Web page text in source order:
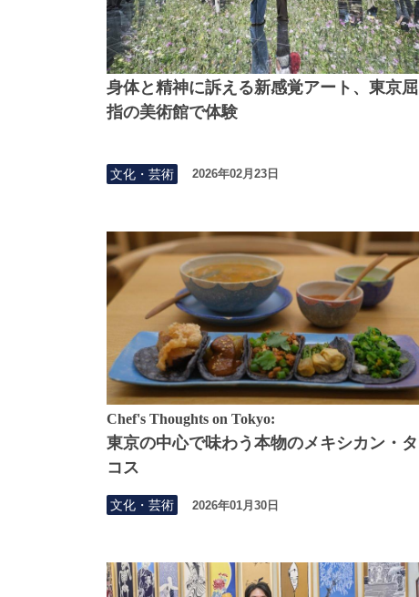
身体と精神に訴える新感覚アート、東京屈
指の美術館で体験
文化・芸術 2026年02月23日
Chef's Thoughts on Tokyo:
東京の中心で味わう本物のメキシカン・タ
コス
文化・芸術 2026年01月30日